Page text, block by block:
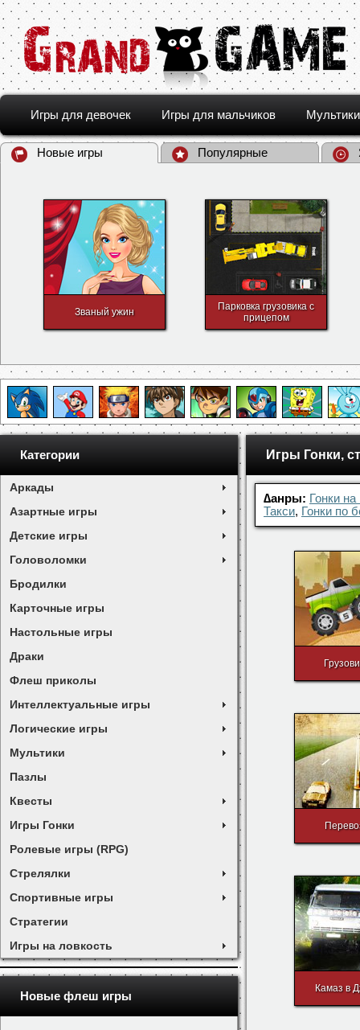
Игры для девочек Игры для мальчиков Мультики
Новые игры Популярные
Званый ужин
Парковка грузовика с
прицепом
Категории
Аркады
Азартные игры
Детские игры
Головоломки
Бродилки
Карточные игры
Настольные игры
Драки
Флеш приколы
Интеллектуальные игры
Логические игры
Мультики
Пазлы
Квесты
Игры Гонки
Ролевые игры (RPG)
Стрелялки
Спортивные игры
Стратегии
Игры на ловкость
Новые флеш игры
Игры Гонки,
∆анры: Гонки
Такси, Гонки по
Камаз в